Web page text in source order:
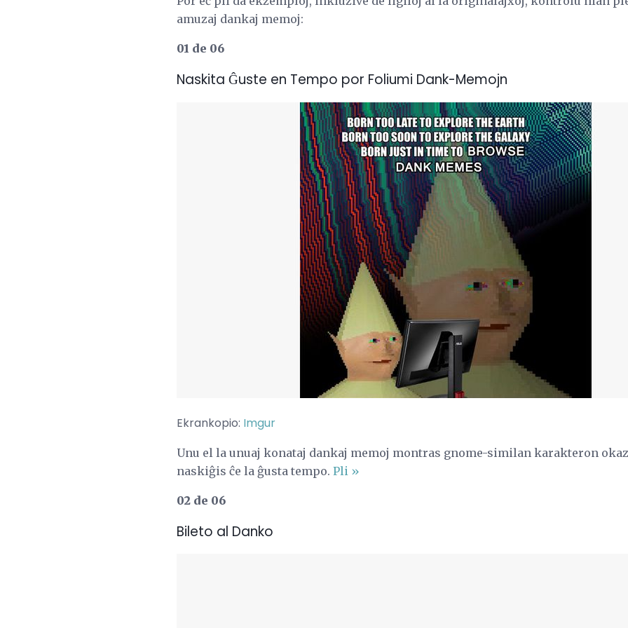
amuzaj dankaj memoj:
01 de 06
Naskita Ĝuste en Tempo por Foliumi Dank-Memojn
Ekrankopio: Imgur
Unu el la unuaj konataj dankaj memoj montras gnome-similan karakteron
naskiĝis ĉe la ĝusta tempo. Pli »
02 de 06
Bileto al Danko